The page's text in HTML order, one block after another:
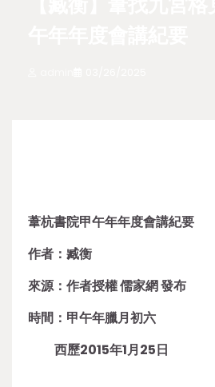
葦杭書院甲午年年度會講紀要
作者：臧衡
來源：作者授權 儒家網 發布
時間：甲午年臘月初六
西歷2015年1月25日